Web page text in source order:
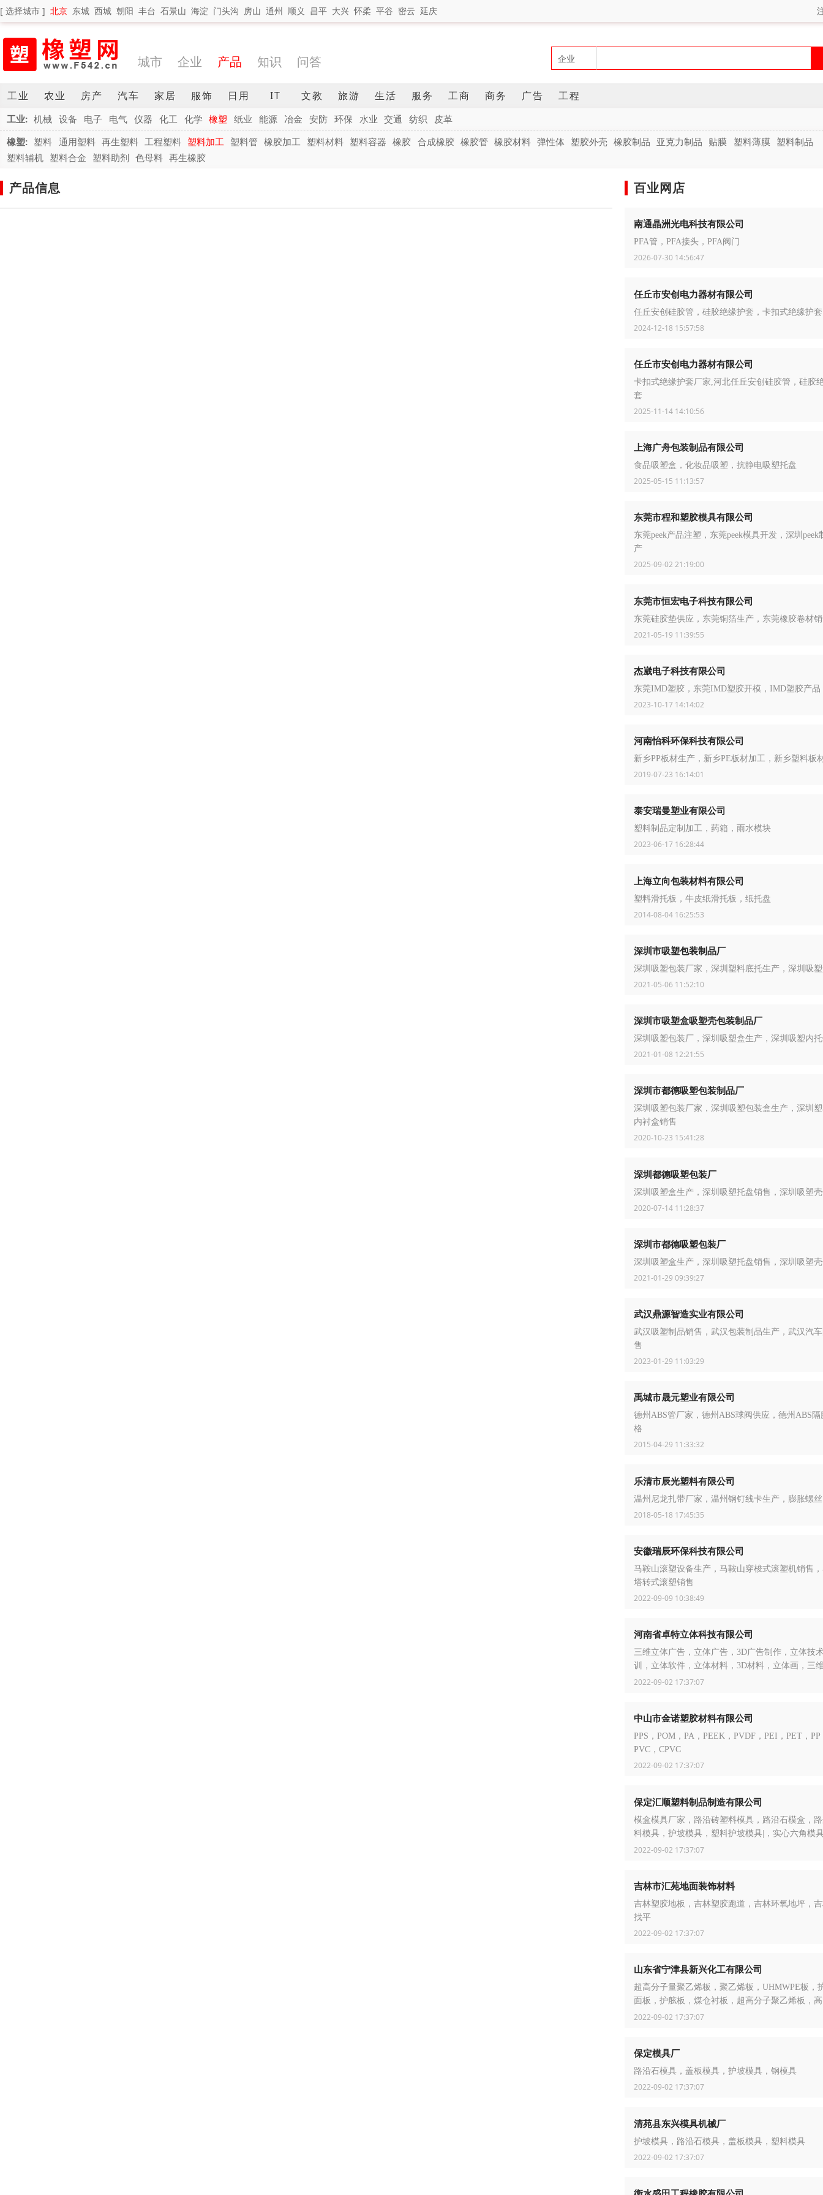
[ 选择城市 ] 北京 东城 西城 朝阳 丰台 石景山 海淀 门头沟 房山 通州 顺义 昌平 大兴 怀柔 平谷 密云 延庆
城市 企业 产品 知识 问答
工业 农业 房产 汽车 家居 服饰 日用 IT 文教 旅游 生活 服务 工商 商务 广告 工程
工业: 机械 设备 电子 电气 仪器 化工 化学 橡塑 纸业 能源 冶金 安防 环保 水业 交通 纺织
皮革
橡塑: 塑料 通用塑料 再生塑料 工程塑料 塑料加工 塑料管 橡胶加工 塑料材料 塑料容器 橡胶 合成橡胶 橡胶管 橡胶材料 弹性体 塑胶外壳 橡胶制品 亚克力制品 贴膜 塑料薄膜 塑料制品
塑料辅机 塑料合金 塑料助剂 色母料 再生橡胶
产品信息 百业网店
南通晶洲光电科技有限公司
PFA管，PFA接头，PFA阀门
2026-07-30 14:56:47
任丘市安创电力器材有限公司
任丘安创硅胶管，硅胶绝缘护套，卡扣式绝缘护套
2024-12-18 15:57:58
任丘市安创电力器材有限公司
卡扣式绝缘护套厂家,河北任丘安创硅胶管，硅胶
套
2025-11-14 14:10:56
上海广舟包装制品有限公司
食品吸塑盒，化妆品吸塑，抗静电吸塑托盘
2025-05-15 11:13:57
东莞市程和塑胶模具有限公司
东莞peek产品注塑，东莞peek模具开发，深圳peek
产
2025-09-02 21:19:00
东莞市恒宏电子科技有限公司
东莞硅胶垫供应，东莞铜箔生产，东莞橡胶卷材
2021-05-19 11:39:55
杰崴电子科技有限公司
东莞IMD塑胶，东莞IMD塑胶开模，IMD塑胶产品
2023-10-17 14:14:02
河南怡科环保科技有限公司
新乡PP板材生产，新乡PE板材加工，新乡塑料板
2019-07-23 16:14:01
泰安瑞曼塑业有限公司
塑料制品定制加工，药箱，雨水模块
2023-06-17 16:28:44
上海立向包装材料有限公司
塑料滑托板，牛皮纸滑托板，纸托盘
2014-08-04 16:25:53
深圳市吸塑包装制品厂
深圳吸塑包装厂家，深圳塑料底托生产，深圳吸
2021-05-06 11:52:10
深圳市吸塑盒吸塑壳包装制品厂
深圳吸塑包装厂，深圳吸塑盒生产，深圳吸塑内
2021-01-08 12:21:55
深圳市都德吸塑包装制品厂
深圳吸塑包装厂家，深圳吸塑包装盒生产，深圳
内衬盒销售
2020-10-23 15:41:28
深圳都德吸塑包装厂
深圳吸塑盒生产，深圳吸塑托盘销售，深圳吸塑
2020-07-14 11:28:37
深圳市都德吸塑包装厂
深圳吸塑盒生产，深圳吸塑托盘销售，深圳吸塑
2021-01-29 09:39:27
武汉鼎源智造实业有限公司
武汉吸塑制品销售，武汉包装制品生产，武汉汽
售
2023-01-29 11:03:29
禹城市晟元塑业有限公司
德州ABS管厂家，德州ABS球阀供应，德州ABS隔
格
2015-04-29 11:33:32
乐清市辰光塑料有限公司
温州尼龙扎带厂家，温州钢钉线卡生产，膨胀螺丝
2018-05-18 17:45:35
安徽瑞辰环保科技有限公司
马鞍山滚塑设备生产，马鞍山穿梭式滚塑机销售
塔转式滚塑销售
2022-09-09 10:38:49
河南省卓特立体科技有限公司
三维立体广告，立体广告，3D广告制作，立体技
训，立体软件，立体材料，3D材料，立体画，三
3D画，三维影像，立体图像
2022-09-02 17:37:07
中山市金诺塑胶材料有限公司
PPS，POM，PA，PEEK，PVDF，PEI，PET，PP
PVC，CPVC
2022-09-02 17:37:07
保定汇顺塑料制品制造有限公司
模盒模具厂家，路沿砖塑料模具，路沿石模盒，
料模具，护坡模具，塑料护坡模具|，实心六角模
粪池钢模具，水利护坡模具，路牙子塑料模具，
2022-09-02 17:37:07
吉林市汇苑地面装饰材料
吉林塑胶地板，吉林塑胶跑道，吉林环氧地坪，
找平
2022-09-02 17:37:07
山东省宁津县新兴化工有限公司
超高分子量聚乙烯板，聚乙烯板，UHMWPE板，
面板，护舷板，煤仓衬板，超高分子聚乙烯板，
板，HDPE板，工程塑料板，PE板，Tivar板
2022-09-02 17:37:07
保定模具厂
路沿石模具，盖板模具，护坡模具，钢模具
2022-09-02 17:37:07
清苑县东兴模具机械厂
护坡模具，路沿石模具，盖板模具，塑料模具
2022-09-02 17:37:07